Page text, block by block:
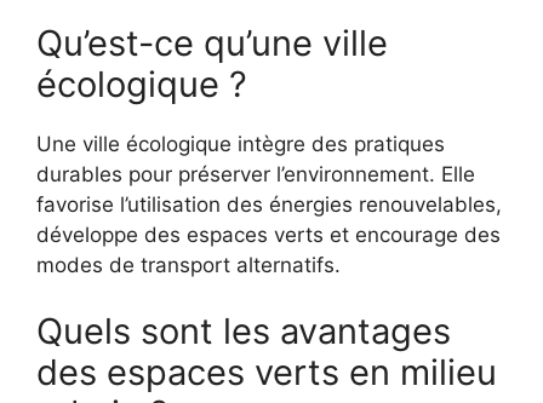
Qu’est-ce qu’une ville
écologique ?
Une ville écologique intègre des pratiques
durables pour préserver l’environnement. Elle
favorise l’utilisation des énergies renouvelables,
développe des espaces verts et encourage des
modes de transport alternatifs.
Quels sont les avantages
des espaces verts en milieu